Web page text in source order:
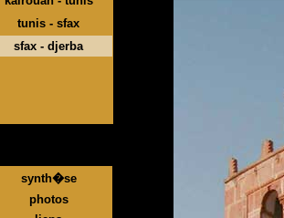
tunis - sfax
sfax - djerba
synth�se
photos